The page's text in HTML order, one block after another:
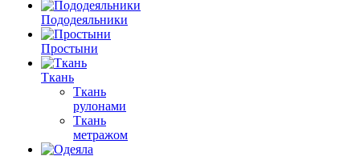
Пододеяльники
Простыни
Ткань
Ткань
рулонами
Ткань
метражом